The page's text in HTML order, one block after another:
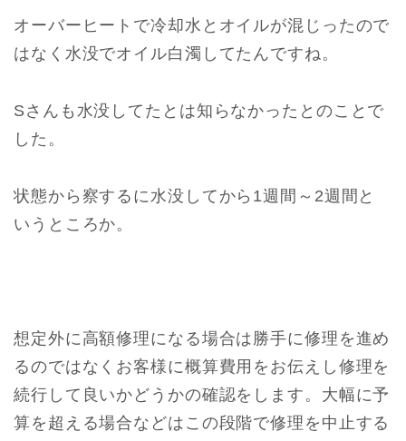
オーバーヒートで冷却水とオイルが混じったので
はなく水没でオイル白濁してたんですね。
Sさんも水没してたとは知らなかったとのことで
した。
状態から察するに水没してから1週間～2週間と
いうところか。
想定外に高額修理になる場合は勝手に修理を進め
るのではなくお客様に概算費用をお伝えし修理を
続行して良いかどうかの確認をします。大幅に予
算を超える場合などはこの段階で修理を中止する